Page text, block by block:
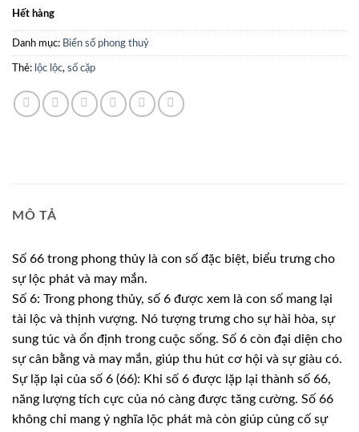
Hết hàng
Danh mục: Biển số phong thuỷ
Thẻ: lộc lộc, số cặp
MÔ TẢ
Số 66 trong phong thủy là con số đặc biệt, biểu trưng cho
sự lộc phát và may mắn.
Số 6: Trong phong thủy, số 6 được xem là con số mang lại
tài lộc và thịnh vượng. Nó tượng trưng cho sự hài hòa, sự
sung túc và ổn định trong cuộc sống. Số 6 còn đại diện cho
sự cân bằng và may mắn, giúp thu hút cơ hội và sự giàu có.
Sự lặp lại của số 6 (66): Khi số 6 được lặp lại thành số 66,
năng lượng tích cực của nó càng được tăng cường. Số 66
không chỉ mang ý nghĩa lộc phát mà còn giúp củng cố sự